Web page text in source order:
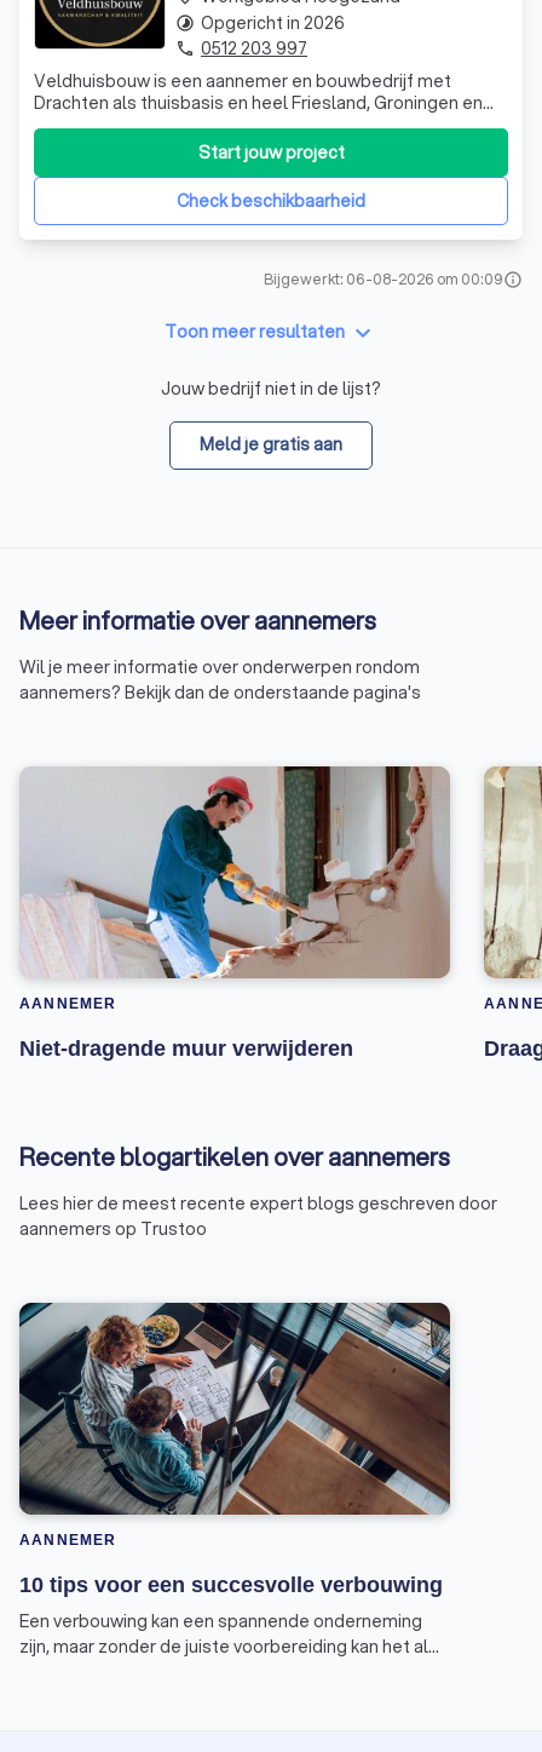
aansturen van eventuele onderaannemers zoals loodgieters,
elektriciens of stukadoors. De aannemer vormt jouw vaste
aanspreekpunt en houdt je regelmatig op de hoogte van de
voortgang.
5. Oplevering
Is het project afgerond, dan volgt een laatste controle.
Samen met de aannemer loop je het resultaat na en
is, wordt het project officieel opgeleverd.
Veldhuisbouw is een aannemer en bouwbedrijf met
Drachten als thuisbasis en heel Friesland, Groningen en
Drenthe als werkgebied. Voor particulieren én bedrijven
verzorgen wij complete verbouwingen,
badkamerrenovaties, stucwerk, buitenschilderwerk,
Check beschikbaarheid
Start jouw project
timelapse Opgericht in 2026
phone 0512 203 997
Bijgewerkt: 06-08-2026 om 00:09info
Toon meer resultaten keyboard_arrow_down
Jouw bedrijf niet in de lijst?
Meld je gratis aan
Meer informatie over aannemers
Wil je meer informatie over onderwerpen rondom
aannemers? Bekijk dan de onderstaande pagina's
AANNEMER
Niet-dragende muur verwijderen
Recente blogartikelen over aannemers
Lees hier de meest recente expert blogs geschreven door
aannemers op Trustoo
AANNEMER
10 tips voor een succesvolle verbouwing
Een verbouwing kan een spannende onderneming
zijn, maar zonder de juiste voorbereiding kan het al